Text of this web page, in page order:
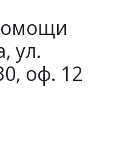
ул.
оф. 12